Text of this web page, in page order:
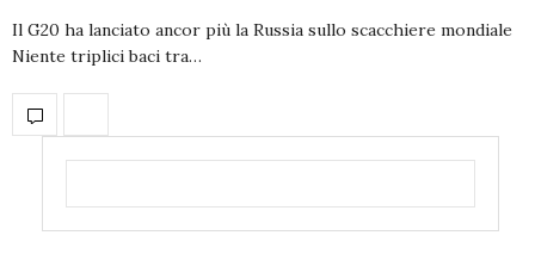
Il G20 ha lanciato ancor più la Russia sullo scacchiere mondiale
Niente triplici baci tra…